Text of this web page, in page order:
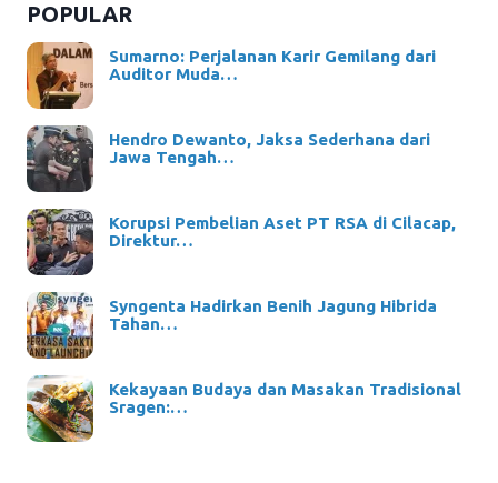
POPULAR
Sumarno: Perjalanan Karir Gemilang dari
Auditor Muda…
Hendro Dewanto, Jaksa Sederhana dari
Jawa Tengah…
Korupsi Pembelian Aset PT RSA di Cilacap,
Direktur…
Syngenta Hadirkan Benih Jagung Hibrida
Tahan…
Kekayaan Budaya dan Masakan Tradisional
Sragen:…